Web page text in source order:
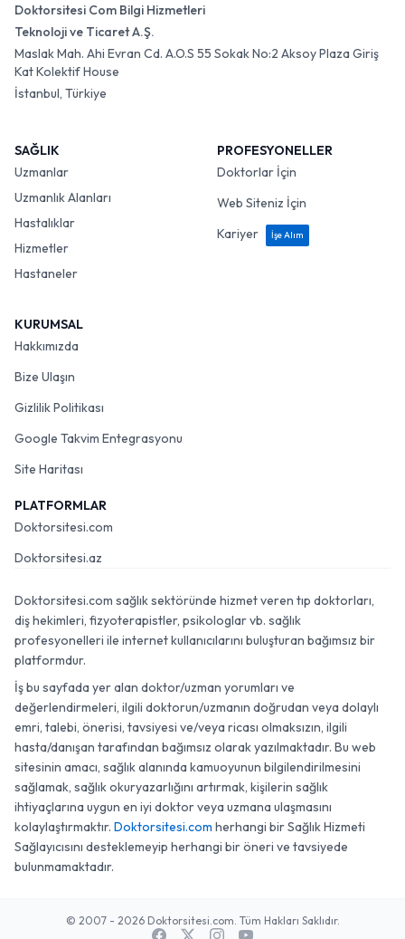
Doktorsitesi Com Bilgi Hizmetleri
Teknoloji ve Ticaret A.Ş.
Maslak Mah. Ahi Evran Cd. A.O.S 55 Sokak No:2 Aksoy Plaza Giriş
Kat Kolektif House
İstanbul, Türkiye
SAĞLIK
Uzmanlar
Uzmanlık Alanları
Hastalıklar
Hizmetler
Hastaneler
PROFESYONELLER
Doktorlar İçin
Web Siteniz İçin
Kariyer
İşe Alım
KURUMSAL
Hakkımızda
Bize Ulaşın
Gizlilik Politikası
Google Takvim Entegrasyonu
Site Haritası
PLATFORMLAR
Doktorsitesi.com
Doktorsitesi.az
Doktorsitesi.com sağlık sektöründe hizmet veren tıp doktorları,
diş hekimleri, fizyoterapistler, psikologlar vb. sağlık
profesyonelleri ile internet kullanıcılarını buluşturan bağımsız bir
platformdur.
İş bu sayfada yer alan doktor/uzman yorumları ve
değerlendirmeleri, ilgili doktorun/uzmanın doğrudan veya dolaylı
emri, talebi, önerisi, tavsiyesi ve/veya ricası olmaksızın, ilgili
hasta/danışan tarafından bağımsız olarak yazılmaktadır. Bu web
sitesinin amacı, sağlık alanında kamuoyunun bilgilendirilmesini
sağlamak, sağlık okuryazarlığını artırmak, kişilerin sağlık
ihtiyaçlarına uygun en iyi doktor veya uzmana ulaşmasını
kolaylaştırmaktır. Doktorsitesi.com herhangi bir Sağlık Hizmeti
Sağlayıcısını desteklemeyip herhangi bir öneri ve tavsiyede
bulunmamaktadır.
© 2007 - 2026 Doktorsitesi.com. Tüm Hakları Saklıdır.